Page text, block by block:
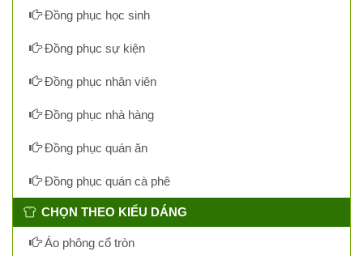
Đồng phục học sinh
Đồng phục sự kiện
Đồng phục nhân viên
Đồng phục nhà hàng
Đồng phục quán ăn
Đồng phục quán cà phê
CHỌN THEO KIỂU DÁNG
Áo phông cổ tròn